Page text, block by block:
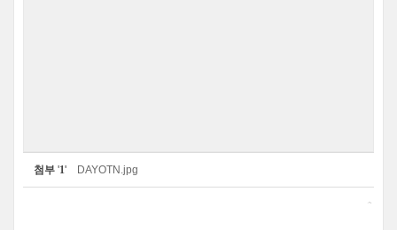
첨부 '1' DAYOTN.jpg